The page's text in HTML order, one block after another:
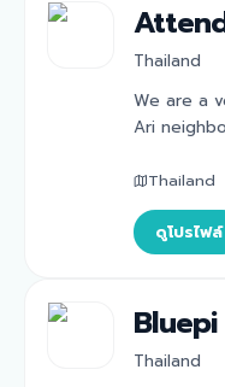
Thailand
We are a
Ari
Thailand
ดูโปรไฟล์
Bluepi
Thailand